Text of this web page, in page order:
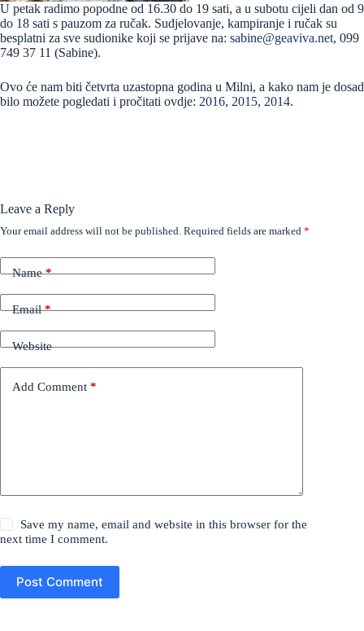
U petak radimo popodne od 16.30 do 19 sati, a u subotu cijeli dan od 9
do 18 sati s pauzom za ručak. Sudjelovanje, kampiranje i ručak su
besplatni za sve sudionike koji se prijave na: sabine@geaviva.net, 099
749 37 11 (Sabine).
Ovo će nam biti četvrta uzastopna godina u Milni, a kako nam je dosad
bilo možete pogledati i pročitati ovdje: 2016, 2015, 2014.
Leave a Reply
Your email address will not be published. Required fields are marked *
Name*
Email*
Website
Add Comment *
Save my name, email and website in this browser for the
next time I comment.
Post Comment